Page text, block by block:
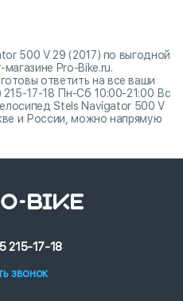
500 V 29 (2017) по выгодной
Pro-Bike.ru.
ответить на все ваши
17-18 Пн-Сб 10:00-21:00 Вс
Stels Navigator 500 V
и России, можно напрямую
215-17-18
звонок